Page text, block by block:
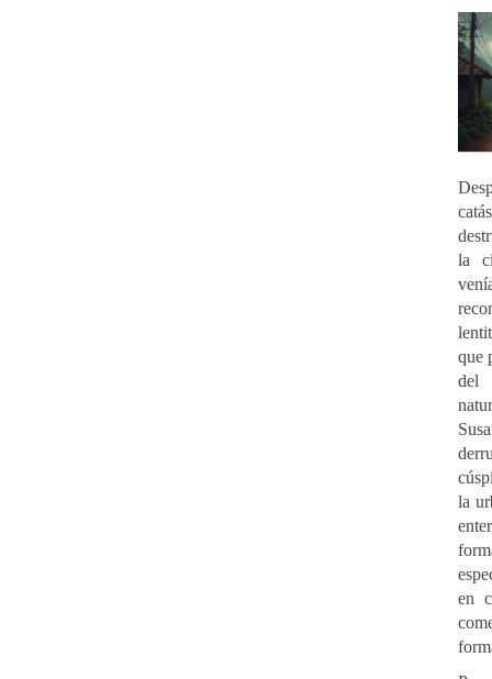
la
que
S
la
en